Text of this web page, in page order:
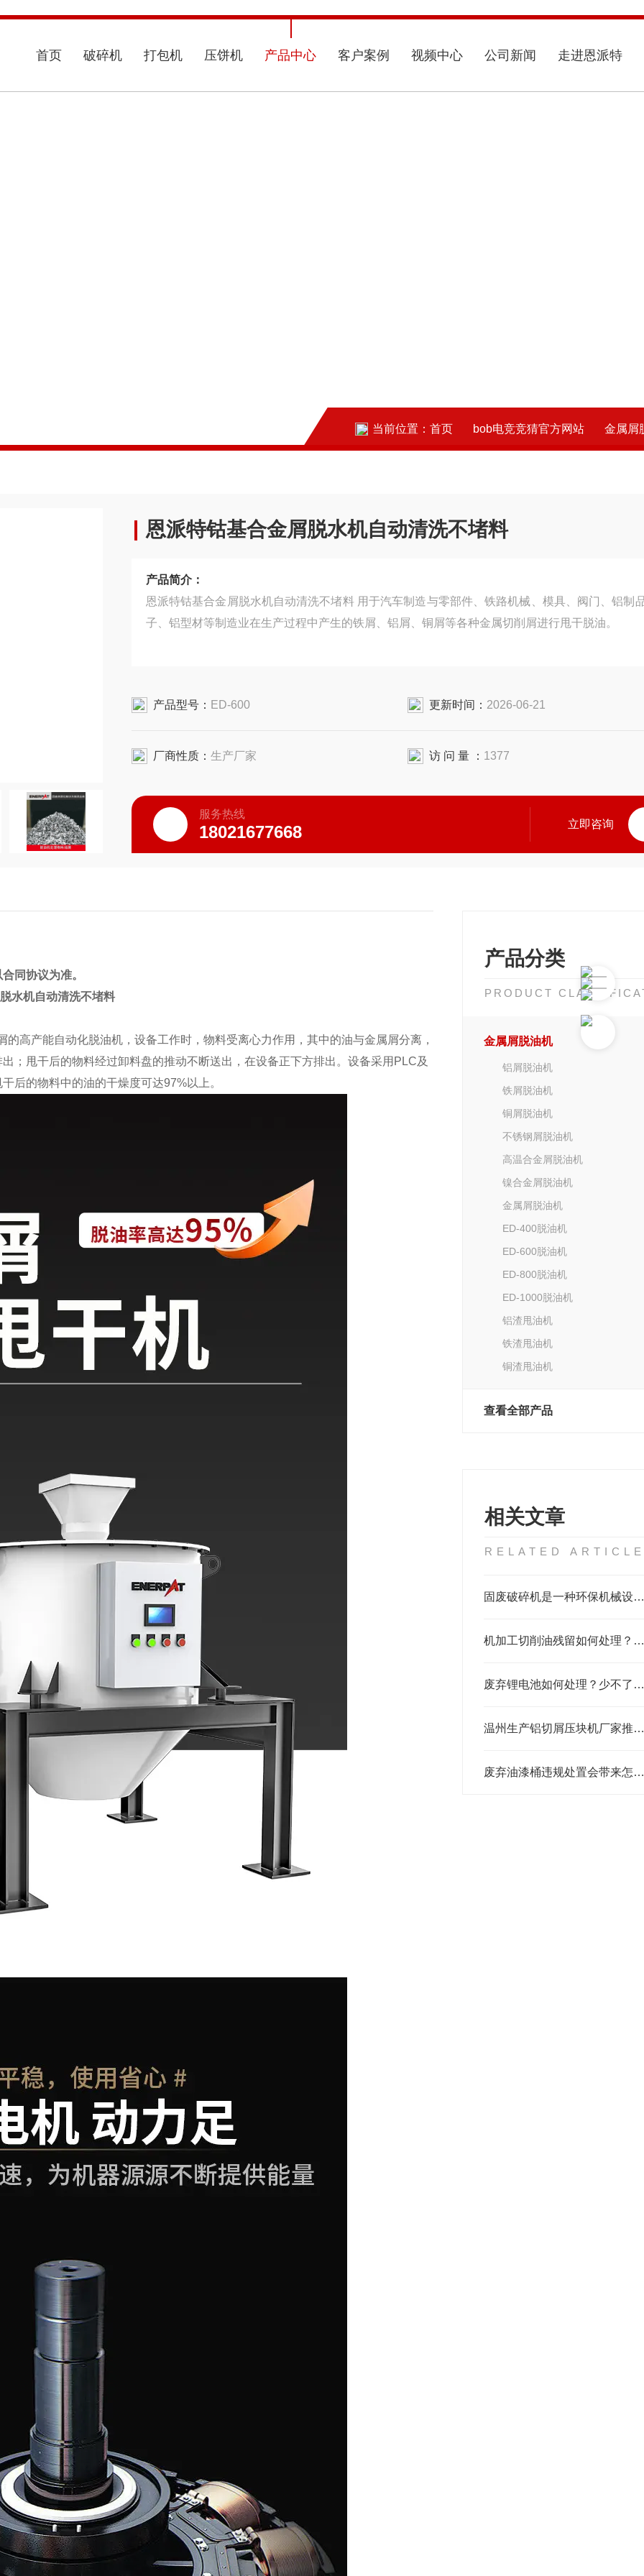
首页 破碎机 打包机 压饼机 产品中心 客户案例 视频中心 公司新闻 走进恩派特
当前位置： 首页 bob电竞竞猜官方网站 金属屑脱
恩派特钴基合金屑脱水机自动清洗不堵料
产品简介：
恩派特钴基合金屑脱水机自动清洗不堵料 用于汽车制造与零部件、铁路机械、模具、阀门、铝制品、电
子、铝型材等制造业在生产过程中产生的铁屑、铝屑、铜屑等各种金属切削屑进行甩干脱油。
产品型号： ED-600 更新时间： 2026-06-21
厂商性质： 生产厂家 访 问 量 ： 1377
服务热线
18021677668 立即咨询
产品分类
PRODUCT
金属屑脱油机
铝屑脱油机
铁屑脱油机
铜屑脱油机
不锈钢屑脱油机
高温合金屑脱油机
镍合金屑脱油机
金属屑脱油机
ED-400脱油机
ED-600脱油机
ED-800脱油机
ED-1000脱油机
铝渣甩油机
铁渣甩油机
铜渣甩油机
查看全部产品
相关文章
RELATED
固废破碎机是一种环保机械设备，产量可达1-40T/h
机加工切削油残留如何处理？看铝屑甩油机大展身手
废弃锂电池如何处理？少不了汽车锂电池破碎机
温州生产铝切屑压块机厂家推荐：恩派特，铝屑回收的“压块专家”
废弃油漆桶违规处置会带来怎样的危害
同协议为准。
水机自动清洗不堵料
高产能自动化脱油机，设备工作时，物料受离心力作用，其中的油与金属屑分离，
；甩干后的物料经过卸料盘的推动不断送出，在设备正下方排出。设备采用PLC及
后的物料中的油的干燥度可达97%以上。